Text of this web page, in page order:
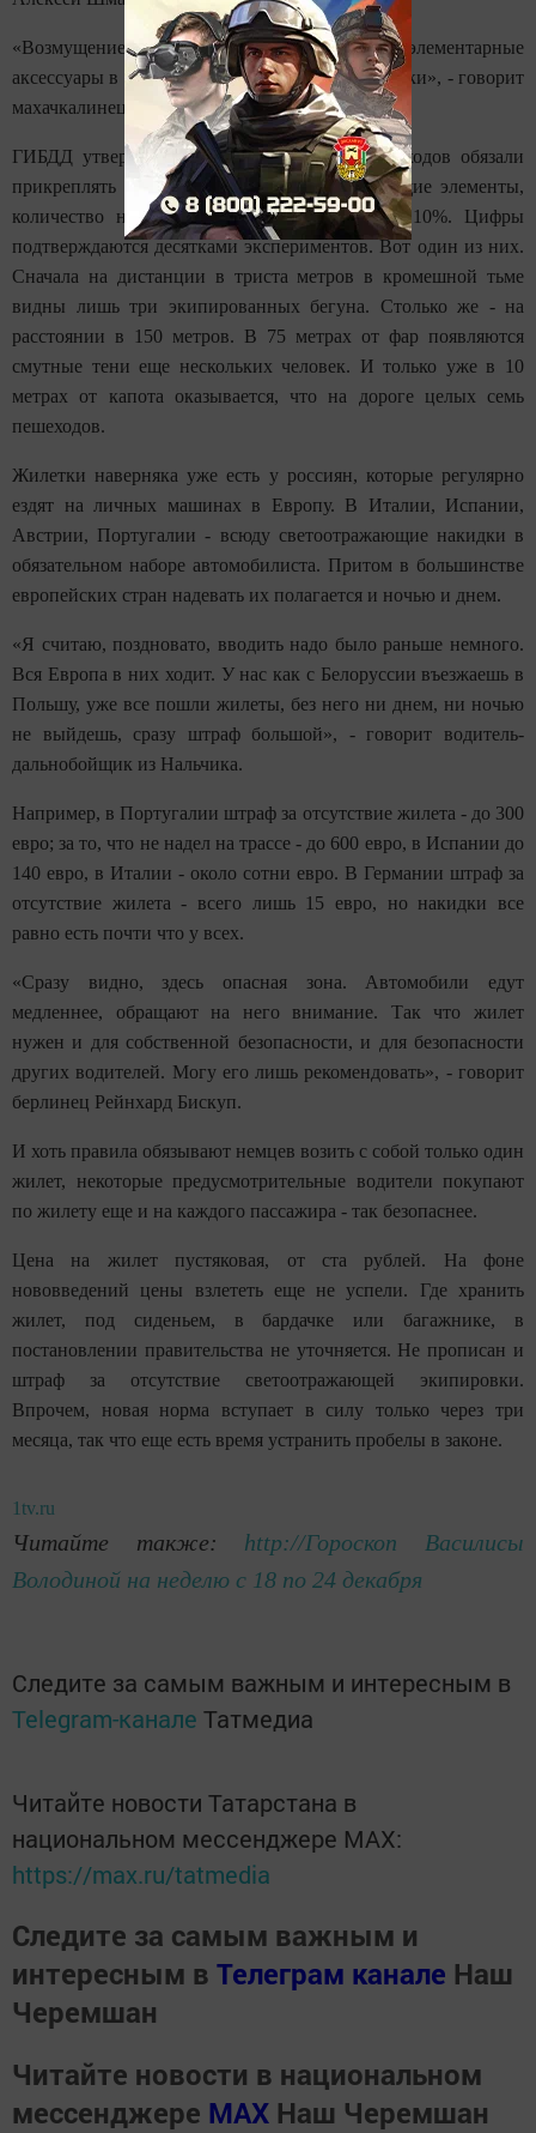
«Возмущение! Мы еще не привыкли одеть элементарные
аксессуары в машине, то ли детские эти скамейки», - говорит
махачкалинец Набигула Джаватханов.
ГИБДД утверждает, что с тех пор, как пешеходов обязали
прикреплять к верхней одежде светоотражающие элементы,
количество ночных наездов сократилось на 10%. Цифры
подтверждаются десятками экспериментов. Вот один из них.
Сначала на дистанции в триста метров в кромешной тьме
видны лишь три экипированных бегуна. Столько же - на
расстоянии в 150 метров. В 75 метрах от фар появляются
смутные тени еще нескольких человек. И только уже в 10
метрах от капота оказывается, что на дороге целых семь
пешеходов.
Жилетки наверняка уже есть у россиян, которые регулярно
ездят на личных машинах в Европу. В Италии, Испании,
Австрии, Португалии - всюду светоотражающие накидки в
обязательном наборе автомобилиста. Притом в большинстве
европейских стран надевать их полагается и ночью и днем.
«Я считаю, поздновато, вводить надо было раньше немного.
Вся Европа в них ходит. У нас как с Белоруссии въезжаешь в
Польшу, уже все пошли жилеты, без него ни днем, ни ночью
не выйдешь, сразу штраф большой», - говорит водитель-
дальнобойщик из Нальчика.
Например, в Португалии штраф за отсутствие жилета - до 300
евро; за то, что не надел на трассе - до 600 евро, в Испании до
140 евро, в Италии - около сотни евро. В Германии штраф за
отсутствие жилета - всего лишь 15 евро, но накидки все
равно есть почти что у всех.
«Сразу видно, здесь опасная зона. Автомобили едут
медленнее, обращают на него внимание. Так что жилет
нужен и для собственной безопасности, и для безопасности
других водителей. Могу его лишь рекомендовать», - говорит
берлинец Рейнхард Бискуп.
И хоть правила обязывают немцев возить с собой только один
жилет, некоторые предусмотрительные водители покупают
по жилету еще и на каждого пассажира - так безопаснее.
Цена на жилет пустяковая, от ста рублей. На фоне
нововведений цены взлететь еще не успели. Где хранить
жилет, под сиденьем, в бардачке или багажнике, в
постановлении правительства не уточняется. Не прописан и
штраф за отсутствие светоотражающей экипировки.
Впрочем, новая норма вступает в силу только через три
месяца, так что еще есть время устранить пробелы в законе.
1tv.ru
Читайте также: http://Гороскоп Василисы
Володиной на неделю с 18 по 24 декабря
Следите за самым важным и интересным в
Telegram-канале Татмедиа
Читайте новости Татарстана в
национальном мессенджере MАХ:
https://max.ru/tatmedia
Следите за самым важным и
интересным в Телеграм канале Наш
Черемшан
Читайте новости в национальном
мессенджере MАХ Наш Черемшан